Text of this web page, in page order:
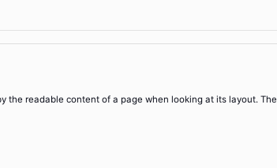
the readable content of a page when looking at its layout. The